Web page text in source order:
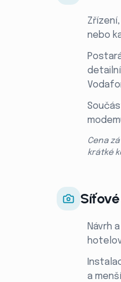
nebo
Cena
krátké
Návrh
a